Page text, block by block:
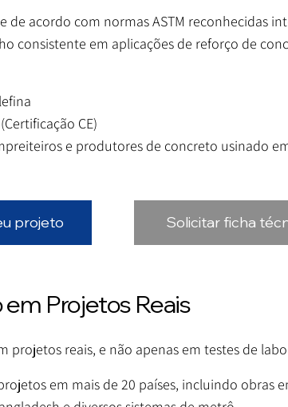
de acordo com normas ASTM reconhecidas
consistente em aplicações de reforço de
CE)
e produtores de concreto usinado
projeto Solicitar ficha
Projetos Reais
projetos reais, e não apenas em testes de
em mais de 20 países, incluindo obras